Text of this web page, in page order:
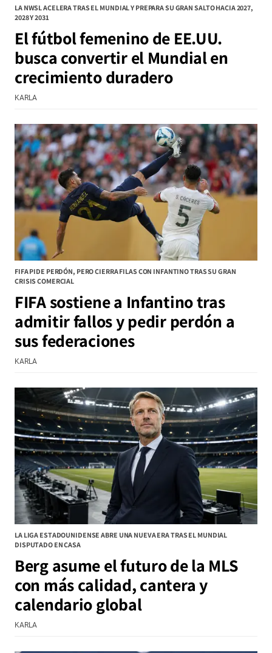
LA NWSL ACELERA TRAS EL MUNDIAL Y PREPARA SU GRAN SALTO HACIA 2027,
2028 Y 2031
El fútbol femenino de EE.UU.
busca convertir el Mundial en
crecimiento duradero
KARLA
FIFA PIDE PERDÓN, PERO CIERRA FILAS CON INFANTINO TRAS SU GRAN
CRISIS COMERCIAL
FIFA sostiene a Infantino tras
admitir fallos y pedir perdón a
sus federaciones
KARLA
LA LIGA ESTADOUNIDENSE ABRE UNA NUEVA ERA TRAS EL MUNDIAL
DISPUTADO EN CASA
Berg asume el futuro de la MLS
con más calidad, cantera y
calendario global
KARLA